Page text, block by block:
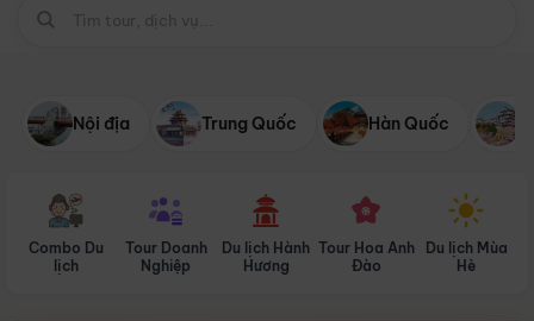
Nội địa Trung Quốc Hàn Quốc
Combo Du
lịch
Tour Doanh
Nghiệp
Du lịch Hành
Hương
Tour Hoa Anh
Đào
Du lịch Mùa
Hè